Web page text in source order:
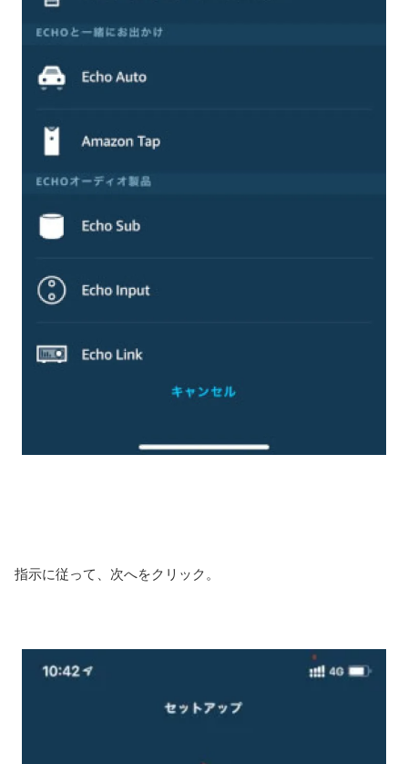
指示に従って、次へをクリック。